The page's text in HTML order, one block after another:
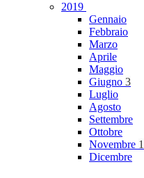
2019
Gennaio
Febbraio
Marzo
Aprile
Maggio
Giugno 3
Luglio
Agosto
Settembre
Ottobre
Novembre 1
Dicembre